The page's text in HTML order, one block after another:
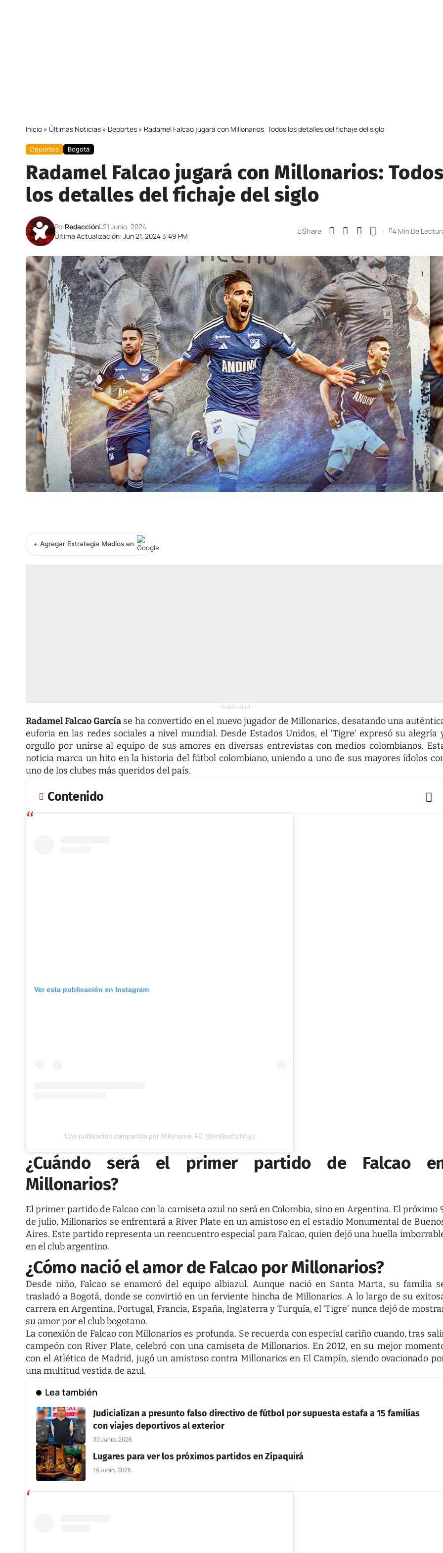
Inicio » Últimas Noticias » Deportes » Radamel Falcao jugará con Millonarios: Todos los detalles del fichaje del siglo
Deportes Bogotá
Radamel Falcao jugará con Millonarios: Todos
los detalles del fichaje del siglo
Última Actualización: Jun 21, 2024 3:49 PM
PorRedacción 21 Junio, 2024 Share 4 Min De
+ Agregar Extrategia Medios en
- Publicidad -
Radamel Falcao Garcíase ha convertido en el nuevo jugador de Millonarios, desatando una
euforia en las redes sociales a nivel mundial. Desde Estados Unidos, el ‘Tigre’ expresó su alegría
orgullo por unirse al equipo de sus amores en diversas entrevistas con medios colombianos.
noticia marca un hito en la historia del fútbol colombiano, uniendo a uno de sus mayores ídolos
uno de los clubes más queridos del país.
Contenido
Ver esta publicación en Instagram
Una publicación compartida por Millonarios FC (@millosfcoficial)
¿Cuándo será el primer partido de Falcao
Millonarios?
El primer partido de Falcao con la camiseta azul no será en Colombia, sino en Argentina. El próximo
de julio, Millonarios se enfrentará a River Plate en un amistoso en el estadio Monumental de
Aires. Este partido representa un reencuentro especial para Falcao, quien dejó una huella
en el club argentino.
¿Cómo nació el amor de Falcao por Millonarios?
Desde niño, Falcao se enamoró del equipo albiazul. Aunque nació en Santa Marta, su familia
trasladó a Bogotá, donde se convirtió en un ferviente hincha de Millonarios. A lo largo de su
carrera en Argentina, Portugal, Francia, España, Inglaterra y Turquía, el ‘Tigre’ nunca dejó de
su amor por el club bogotano.
La conexión de Falcao con Millonarios es profunda. Se recuerda con especial cariño cuando, tras
campeón con River Plate, celebró con una camiseta de Millonarios. En 2012, en su mejor
con el Atlético de Madrid, jugó un amistoso contra Millonarios en El Campín, siendo ovacionado
una multitud vestida de azul.
Lea también
Judicializan a presunto falso directivo de fútbol por supuesta estafa a 15 familias
con viajes deportivos al exterior
30 Junio, 2026
Lugares para ver los próximos partidos en Zipaquirá
19 Junio, 2026